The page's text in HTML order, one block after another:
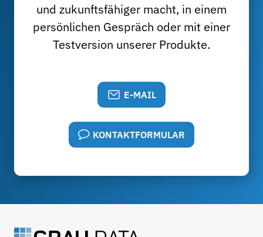
und zukunftsfähiger macht, in einem
persönlichen Gespräch oder mit einer
Testversion unserer Produkte.
E-MAIL
KONTAKTFORMULAR